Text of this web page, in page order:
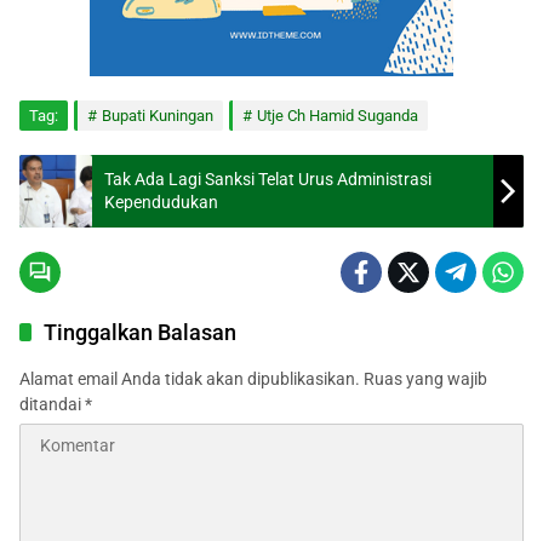
Tag: Bupati Kuningan Utje Ch Hamid Suganda
Tak Ada Lagi Sanksi Telat Urus Administrasi
Kependudukan
Tinggalkan Balasan
Alamat email Anda tidak akan dipublikasikan. Ruas yang wajib
ditandai*